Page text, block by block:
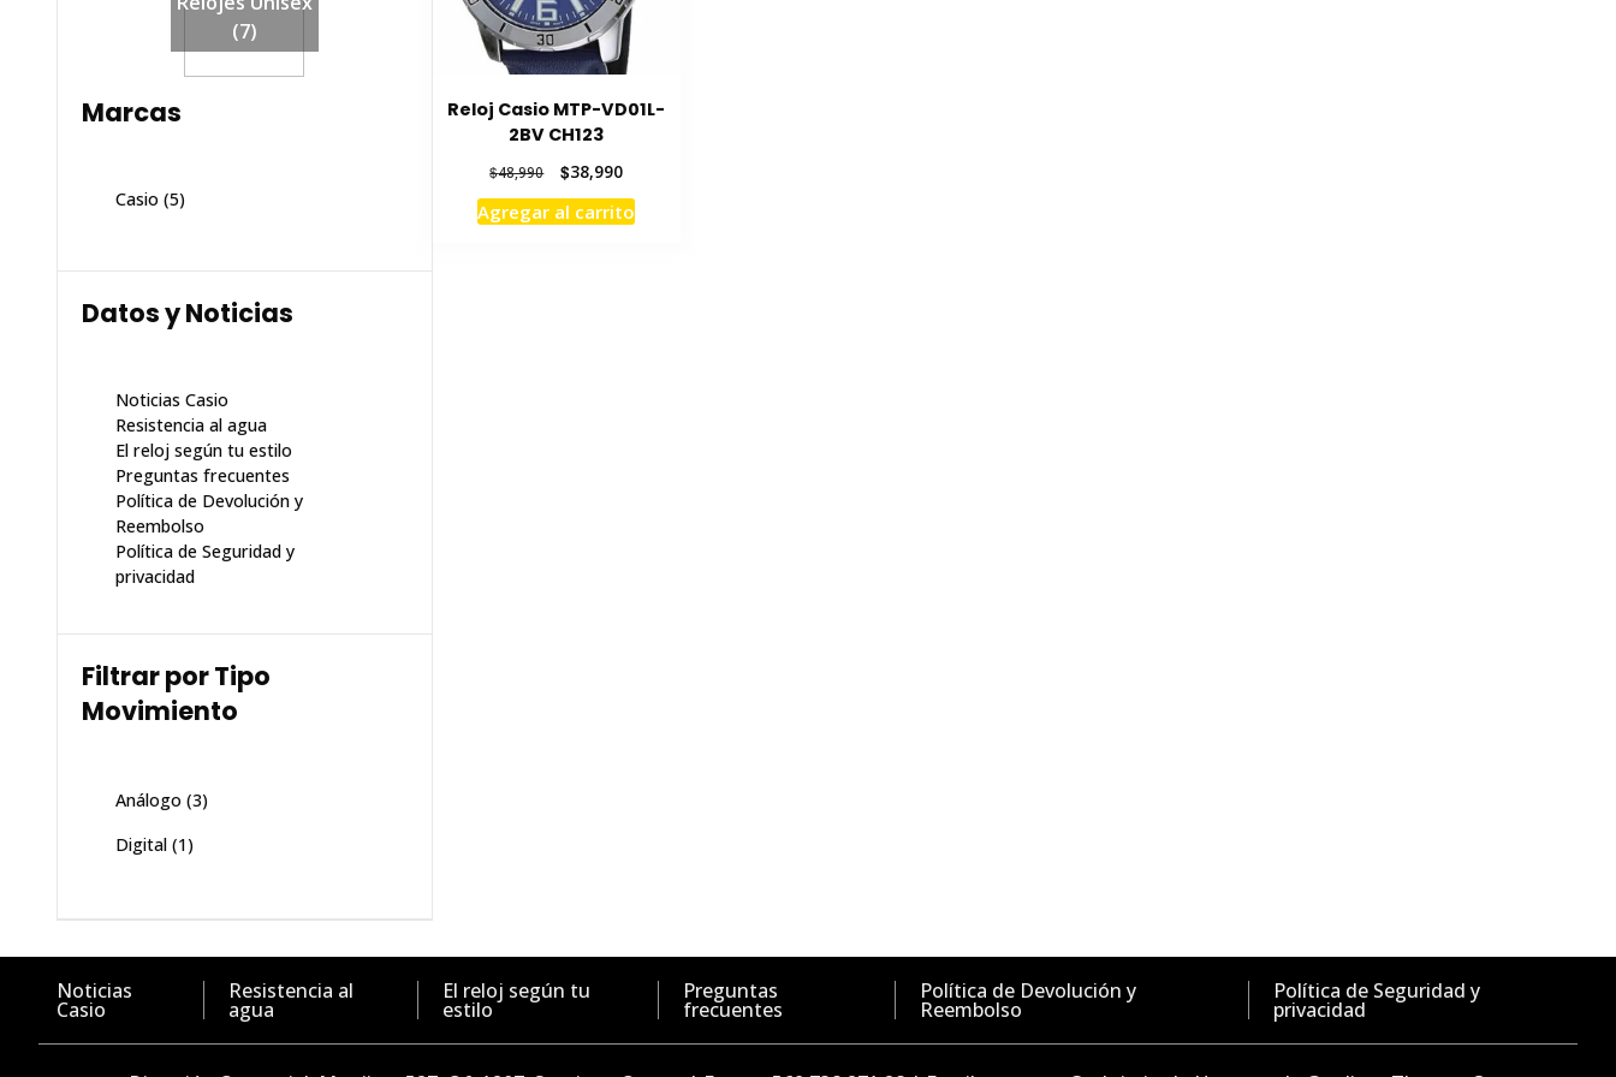
Reloj Casio MTP-VD01L-
2BV CH123
$48,990
El
precio
original
$38,990El
precio
actual
Agregar al carrito
(7)
Marcas
Casio (5)
Datos y Noticias
Noticias Casio
Resistencia al agua
El reloj según tu estilo
Preguntas frecuentes
Política de Devolución y
Reembolso
Política de Seguridad y
privacidad
Filtrar por Tipo
Movimiento
Análogo (3)
Digital (1)
Noticias
Casio
Resistencia al
agua
El reloj según tu
estilo
Preguntas
frecuentes
Política de Devolución y
Reembolso
Política de Seguridad y
privacidad